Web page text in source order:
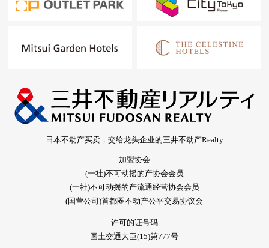
日本不动产买卖，交给龙头企业的三井不动产Realty
加盟协会
(一社)不可动摇的产协会会员
(一社)不可动摇的产流通经营协会会员
(国营公司)首都圈不动产公平交易协议会
许可的证号码
国土交通大臣(15)第777号